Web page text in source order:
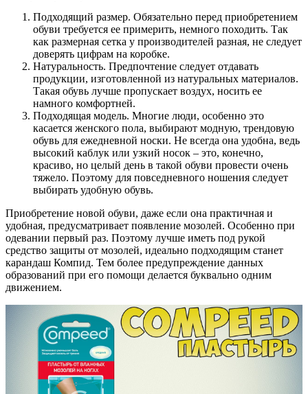
Подходящий размер. Обязательно перед приобретением
обуви требуется ее примерить, немного походить. Так
как размерная сетка у производителей разная, не следует
доверять цифрам на коробке.
Натуральность. Предпочтение следует отдавать
продукции, изготовленной из натуральных материалов.
Такая обувь лучше пропускает воздух, носить ее
намного комфортней.
Подходящая модель. Многие люди, особенно это
касается женского пола, выбирают модную, трендовую
обувь для ежедневной носки. Не всегда она удобна, ведь
высокий каблук или узкий носок – это, конечно,
красиво, но целый день в такой обуви провести очень
тяжело. Поэтому для повседневного ношения следует
выбирать удобную обувь.
Приобретение новой обуви, даже если она практичная и
удобная, предусматривает появление мозолей. Особенно при
одевании первый раз. Поэтому лучше иметь под рукой
средство защиты от мозолей, идеально подходящим станет
карандаш Компид. Тем более предупреждение данных
образований при его помощи делается буквально одним
движением.